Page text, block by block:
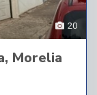
20
Morelia